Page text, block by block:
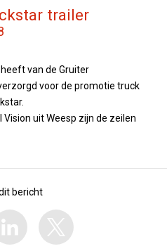
trailer
van de Gruiter
voor de promotie truck
uit Weesp zijn de zeilen
bericht